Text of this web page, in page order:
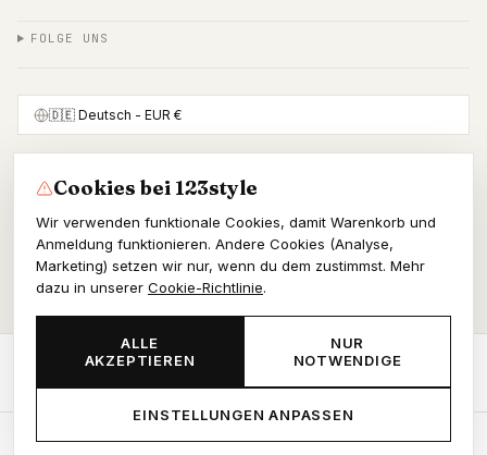
JETZT BESTELLEN- €67,28
FOLGE UNS
🇩🇪 Deutsch - EUR €
SICHER BEZAHLEN MIT
DatenschutzCookies
Cookies bei 123style
Wir verwenden funktionale Cookies, damit Warenkorb und
Anmeldung funktionieren. Andere Cookies (Analyse,
Marketing) setzen wir nur, wenn du dem zustimmst. Mehr
dazu in unserer Cookie-Richtlinie.
ALLE
AKZEPTIEREN
NUR
NOTWENDIGE
EINSTELLUNGEN ANPASSEN